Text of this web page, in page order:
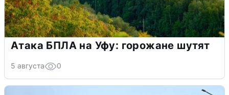
Атака БПЛА на Уфу: горожане шутят
5 августа 0